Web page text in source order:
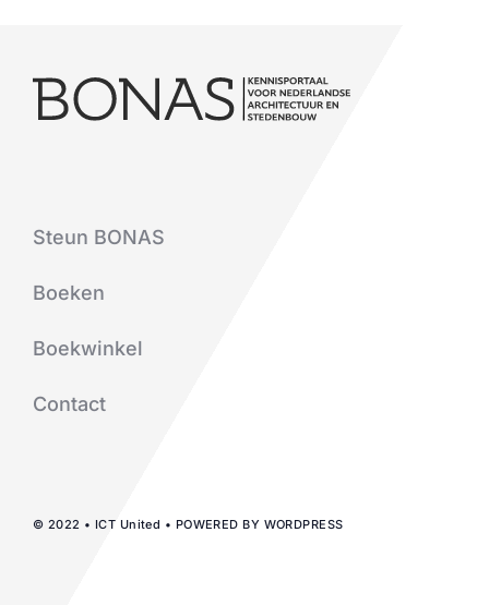
Steun BONAS
Boeken
Boekwinkel
Contact
© 2022 • ICT United • POWERED BY WORDPRESS